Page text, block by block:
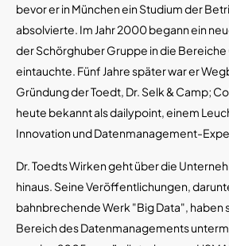
bevor er in München ein Studium der
absolvierte. Im Jahr 2000 begann ein
der Schörghuber Gruppe in die Bereiche
eintauchte. Fünf Jahre später war er
Gründung der Toedt, Dr. Selk & Camp;
heute bekannt als dailypoint, einem
Innovation und Datenmanagement-
Dr. Toedts Wirken geht über die
hinaus. Seine Veröffentlichungen,
bahnbrechende Werk "Big Data", haben
Bereich des Datenmanagements